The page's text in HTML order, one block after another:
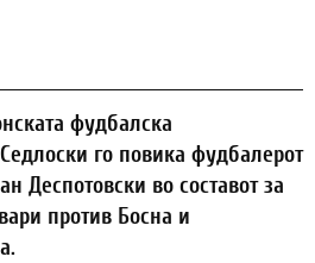
фудбалска
го повика фудбалерот
Деспотовски во составот за
против Босна и